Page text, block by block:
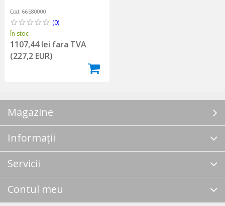
Cod: 66580000
(0)
În stoc
1107,44 lei fara TVA
(227,2 EUR)
Magazine
Informații
Servicii
Contul meu